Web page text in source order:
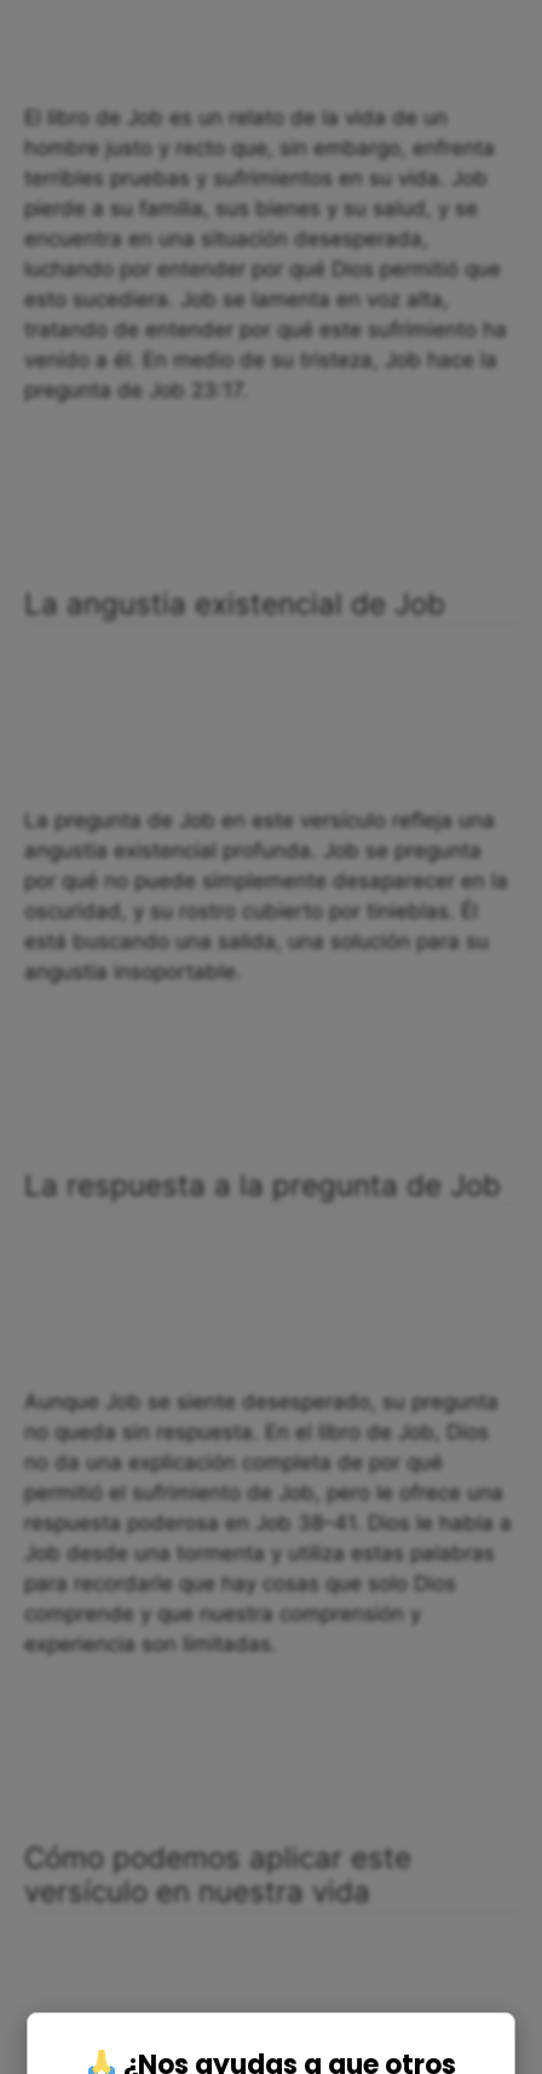
El libro de Job es un relato de la vida de un
hombre justo y recto que, sin embargo, enfrenta
terribles pruebas y sufrimientos en su vida. Job
pierde a su familia, sus bienes y su salud, y se
encuentra en una situación desesperada,
luchando por entender por qué Dios permitió que
esto sucediera. Job se lamenta en voz alta,
tratando de entender por qué este sufrimiento ha
venido a él. En medio de su tristeza, Job hace la
pregunta de Job 23:17.
La angustia existencial de Job
La pregunta de Job en este versículo refleja una
angustia existencial profunda. Job se pregunta
por qué no puede simplemente desaparecer en la
oscuridad, y su rostro cubierto por tinieblas. Él
está buscando una salida, una solución para su
angustia insoportable.
La respuesta a la pregunta de Job
Aunque Job se siente desesperado, su pregunta
no queda sin respuesta. En el libro de Job, Dios
no da una explicación completa de por qué
permitió el sufrimiento de Job, pero le ofrece una
respuesta poderosa en Job 38–41. Dios le habla a
Job desde una tormenta y utiliza estas palabras
para recordarle que hay cosas que solo Dios
comprende y que nuestra comprensión y
experiencia son limitadas.
Cómo podemos aplicar este
versículo en nuestra vida
¿Nos ayudas a que otros